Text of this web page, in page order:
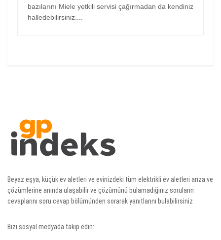
bazılarını Miele yetkili servisi çağırmadan da kendiniz
halledebilirsiniz....
Beyaz eşya, küçük ev aletleri ve evinizdeki tüm elektrikli ev aletleri arıza ve
çözümlerine anında ulaşabilir ve çözümünü bulamadığınız soruların
cevaplarını soru cevap bölümünden sorarak yanıtlarını bulabilirsiniz
Bizi sosyal medyada takip edin: